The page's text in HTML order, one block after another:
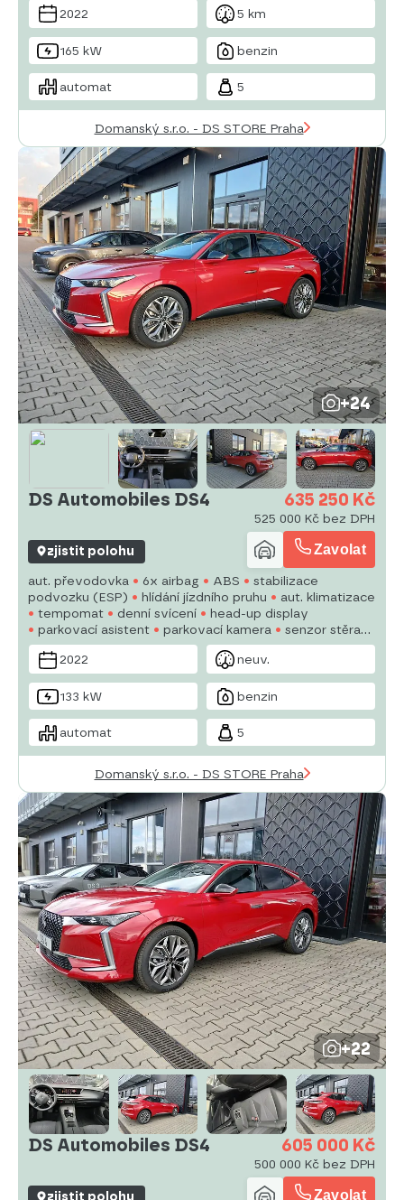
2022 5 km
165 kW benzin
automat 5
Domanský s.r.o. - DS STORE Praha
+24
DS Automobiles DS4 635 250 Kč
525 000 Kč bez DPH
zjistit polohu Zavolat
aut. převodovka 6x airbag ABS
stabilizace
podvozku (ESP)
hlídání jízdního pruhu
aut. klimatizace
tempomat
denní svícení
head-up display
parkovací asistent
parkovací kamera
senzor stěračů
multifunkční volant
vyhřívaný volant
el. okna
2022
neuv.
133 kW benzin
automat 5
Domanský s.r.o. - DS STORE Praha
+22
DS Automobiles DS4 605 000 Kč
500 000 Kč bez DPH
zjistit polohu Zavolat